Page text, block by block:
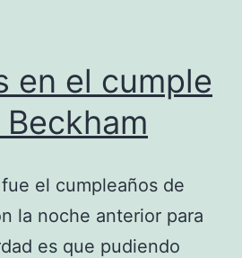
en el cumple
el cumpleaños de
la noche anterior para
es que pudiendo